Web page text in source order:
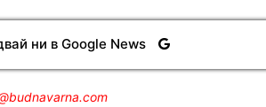
ни в Google News